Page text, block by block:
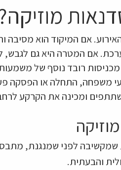
אם המיקוד הוא מסיבה
אם המטרה היא גם לגבש,
רובד נוסף של
משפחה, התחלה או הפסקה
ומכינה את הקרקע
שמקשיבה לפני שמנגנת,
והבעתית.